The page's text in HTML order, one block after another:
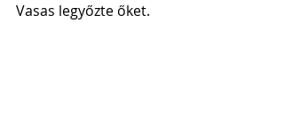
Vasas legyőzte őket.